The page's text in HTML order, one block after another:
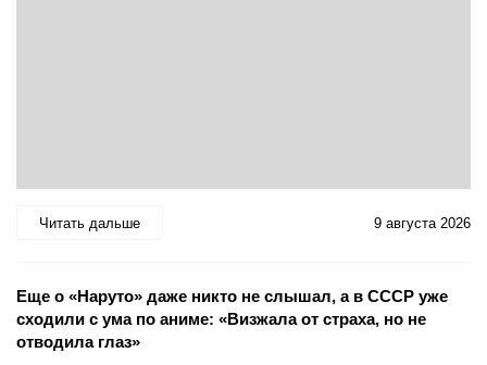
Читать дальше 9 августа 2026
Еще о «Наруто» даже никто не слышал, а в СССР уже
сходили с ума по аниме: «Визжала от страха, но не
отводила глаз»